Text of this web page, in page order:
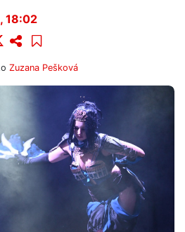
18:02
Zuzana Pešková